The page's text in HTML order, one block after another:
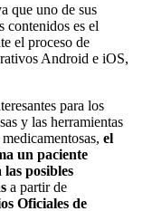
que uno de sus
contenidos es el
el proceso de
Android e iOS,
para los
y las herramientas
el
un paciente
las posibles
a partir de
Oficiales de